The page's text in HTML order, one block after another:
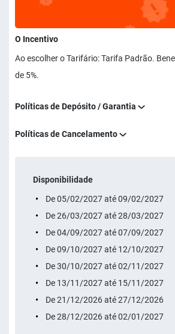
O Incentivo
Ao escolher o Tarifário: Tarifa Padrão.
de 5%.
Políticas de Depósito / Garantia
Políticas de Cancelamento
Disponibilidade
De 05/02/2027 até 09/02/2027
De 26/03/2027 até 28/03/2027
De 04/09/2027 até 07/09/2027
De 09/10/2027 até 12/10/2027
De 30/10/2027 até 02/11/2027
De 13/11/2027 até 15/11/2027
De 21/12/2026 até 27/12/2026
De 28/12/2026 até 02/01/2027